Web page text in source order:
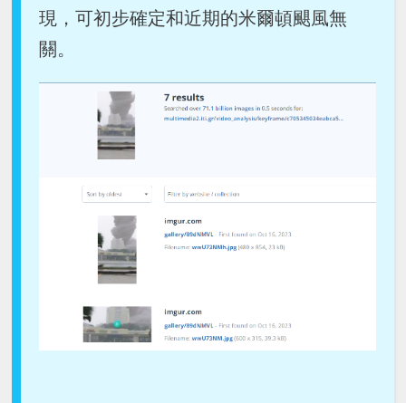
現，可初步確定和近期的米爾頓颶風無
關。